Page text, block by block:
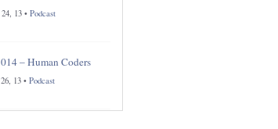
24, 13 •Podcast
– Human Coders
13 •Podcast